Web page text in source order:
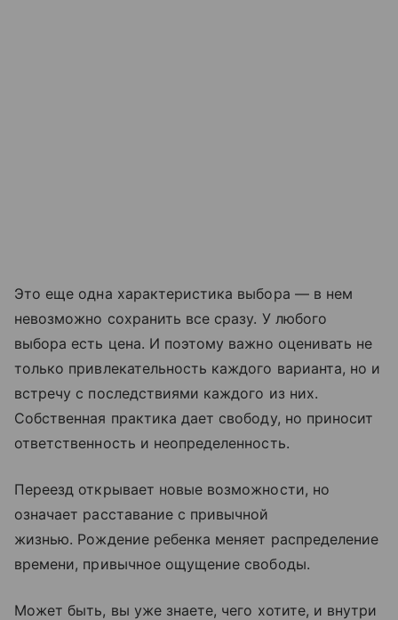
Это еще одна характеристика выбора — в нем
невозможно сохранить все сразу. У любого
выбора есть цена. И поэтому важно оценивать не
только привлекательность каждого варианта, но и
встречу с последствиями каждого из них.
Собственная практика дает свободу, но приносит
ответственность и неопределенность.
Переезд открывает новые возможности, но
означает расставание с привычной
жизнью. Рождение ребенка меняет распределение
времени, привычное ощущение свободы.
Может быть, вы уже знаете, чего хотите, и внутри